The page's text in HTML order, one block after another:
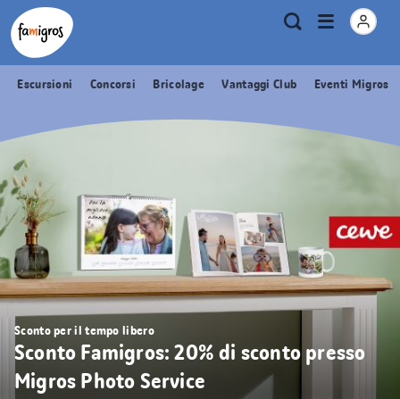
Navigazione
segnalibri
Header
Logo Metanavigazione
Ricerca
Apri
menu
Escursioni Concorsi Bricolage Vantaggi Club Eventi Migros
Sconto per il tempo libero
Sconto Famigros: 20% di sconto presso
Migros Photo Service